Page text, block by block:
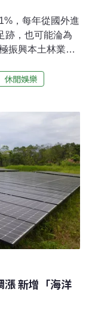
，每年從國外進
跡，也可能淪為
振興本土林業、
仍擔心，林業真
環境資訊中心記
眼前的柳杉林拔
透過枝葉的間隙
上潮濕、寒冷的
～繩嗯～」鋸木
！先別急著報
是永泰林業正在
休閒娛樂
新增「海洋